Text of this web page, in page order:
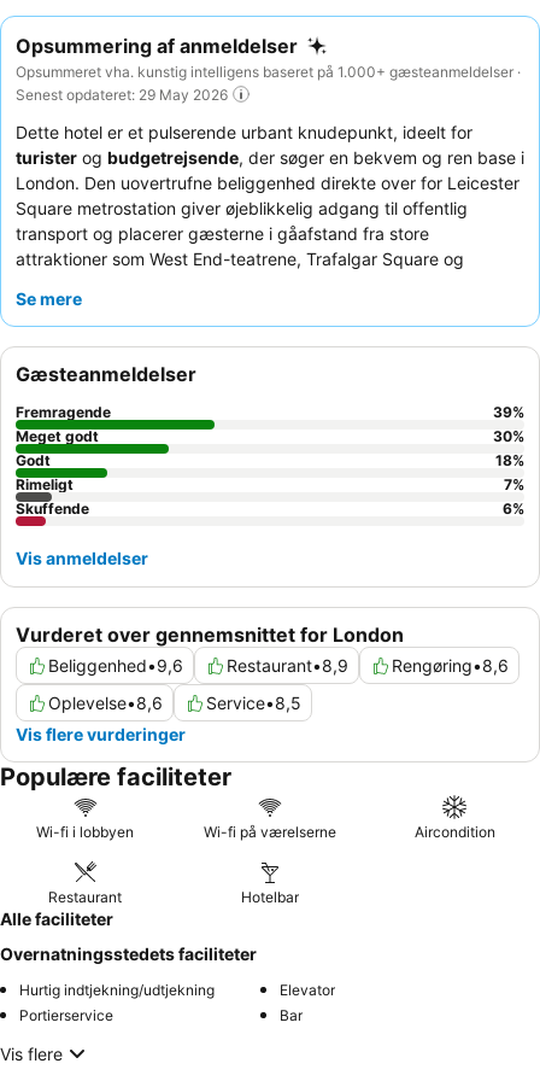
Opsummering af anmeldelser
Opsummeret vha. kunstig intelligens baseret på 1.000+ gæsteanmeldelser ·
Senest opdateret: 29 May 2026
Dette hotel er et pulserende urbant knudepunkt, ideelt for
turister og budgetrejsende, der søger en bekvem og ren base i
London. Den uovertrufne beliggenhed direkte over for Leicester
Square metrostation giver øjeblikkelig adgang til offentlig
transport og placerer gæsterne i gåafstand fra store
attraktioner som West End-teatrene, Trafalgar Square og
tagbaren
en overdådig morgenmadsbuffet. For et mere roligt ophold bør
gæsterne overveje at anmode om et værelse, der vender væk
fra den travle gade.
Se mere
Vurderet over gennemsnittet for London
Beliggenhed•9,6 Restaurant•8,9 Rengøring•8,6
Oplevelse•8,6 Service•8,5
Vis flere vurderinger
Gæsteanmeldelser
Fremragende 39%
Meget godt
30%
Godt
18%
Rimeligt
7%
Skuffende
6%
Vis anmeldelser
Populære faciliteter
Wi-fi i lobbyen Wi-fi på værelserne Aircondition
Restaurant Hotelbar
Alle faciliteter
Overnatningsstedets faciliteter
Hurtig indtjekning/udtjekning
Elevator
Portierservice
Bar
Vis flere